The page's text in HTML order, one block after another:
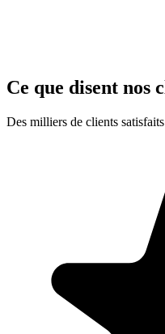
Ce que disent nos
Des milliers de clients